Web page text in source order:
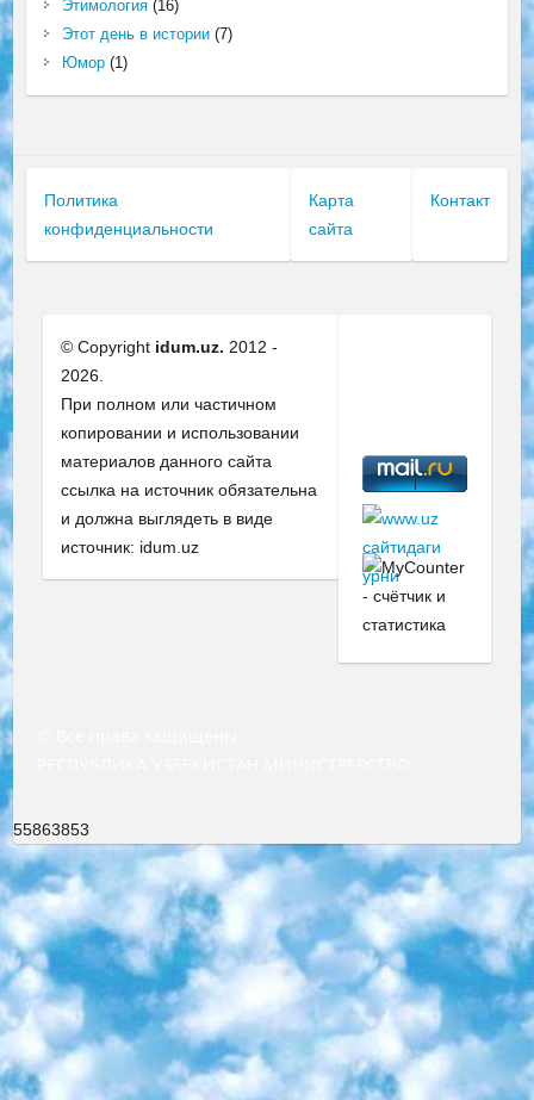
Этимология(16)
Этот день в истории(7)
Юмор(1)
Политика
конфиденциальности
Карта
сайта
Контакт
© Copyright idum.uz. 2012 -
2026.
При полном или частичном
копировании и использовании
материалов данного сайта
ссылка на источник обязательна
и должна выглядеть в виде
источник: idum.uz
55863853